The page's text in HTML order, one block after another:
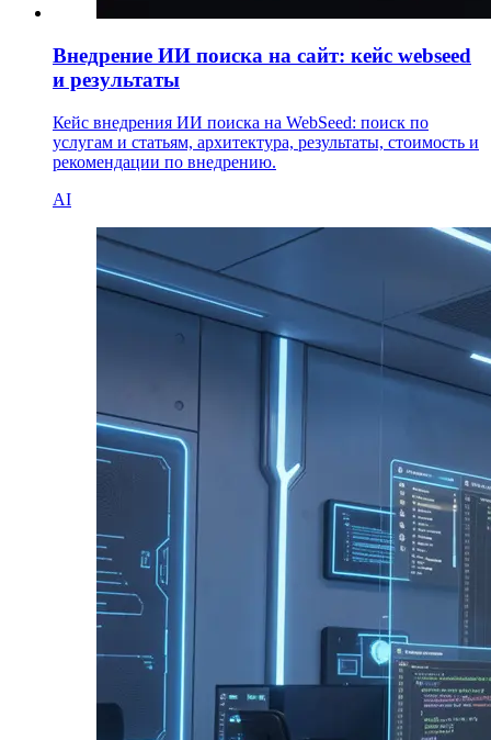
Внедрение ИИ поиска на сайт: кейс webseed
и результаты
Кейс внедрения ИИ поиска на WebSeed: поиск по
услугам и статьям, архитектура, результаты, стоимость и
рекомендации по внедрению.
AI